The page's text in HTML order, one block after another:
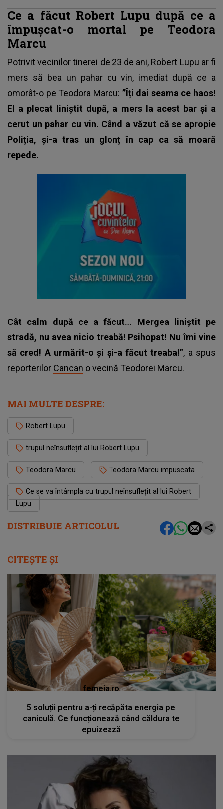
DISTRIBUIE ARTICOLUL
Ce a făcut Robert Lupu după ce a
împușcat-o mortal pe Teodora
Marcu
Potrivit vecinilor tinerei de 23 de ani, Robert Lupu ar fi
mers să bea un pahar cu vin, imediat după ce a
omorât-o pe Teodora Marcu: ”Îți dai seama ce haos!
El a plecat liniștit după, a mers la acest bar și a
cerut un pahar cu vin. Când a văzut că se apropie
Poliția, și-a tras un glonț în cap ca să moară
repede.
Cât calm după ce a făcut… Mergea liniștit pe
stradă, nu avea nicio treabă! Psihopat! Nu îmi vine
să cred! A urmărit-o și și-a făcut treaba!”, a spus
reporterilor Cancan o vecină Teodorei Marcu.
MAI MULTE DESPRE:
Robert Lupu
trupul neînsuflețit al lui Robert Lupu
Teodora Marcu Teodora Marcu impuscata
Ce se va întâmpla cu trupul neînsuflețit al lui Robert
Lupu
CITEȘTE ȘI
femeia.ro
5 soluții pentru a-ți recăpăta energia pe
caniculă. Ce funcționează când căldura te
epuizează